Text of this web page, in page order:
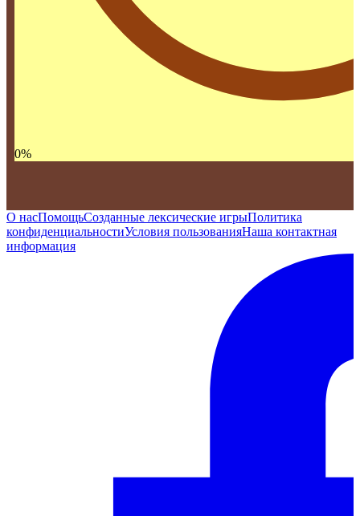
0%
О насПомощьСозданные лексические игрыПолитика
конфиденциальностиУсловия пользованияНаша контактная
информация